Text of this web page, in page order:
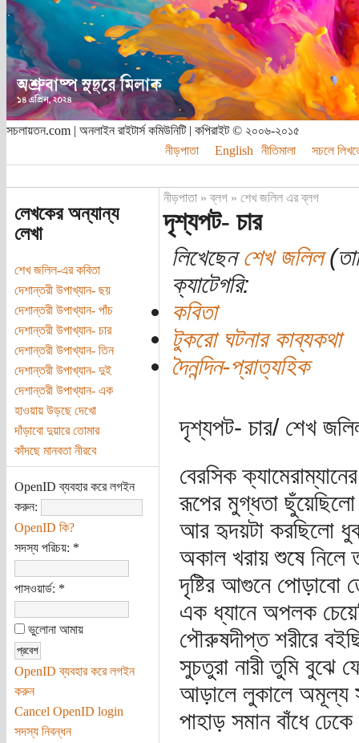
সচলায়তন.com | অনলাইন রাইটার্স কমিউনিটি | কপিরাইট © ২০০৬-২০১৫
নীড়পাতা
English নীতিমালা সচলে
লেখকের অন্যান্য
লেখা
শেখ জলিল-এর কবিতা
দেশান্তরী উপাখ্যান- ছয়
দেশান্তরী উপাখ্যান- পাঁচ
দেশান্তরী উপাখ্যান- চার
দেশান্তরী উপাখ্যান- তিন
দেশান্তরী উপাখ্যান- দুই
দেশান্তরী উপাখ্যান- এক
হাওয়ায় উড়ছে দেখো
দাঁড়াবো দুয়ারে তোমার
কাঁদছে মানবতা নীরবে
OpenID ব্যবহার করে লগইন
করুন:
OpenID কি?
সদস্য পরিচয়: *
পাসওয়ার্ড: *
ভুলোনা আমায়
OpenID ব্যবহার করে লগইন
করুন
Cancel OpenID login
সদস্য নিবন্ধন
নীড়পাতা»ব্লগ» শেখ জলিল এর ব্লগ
দৃশ্যপট- চার
লিখেছেনশেখ জলিল
ক্যাটেগরি:
কবিতা
টুকরো ঘটনার কাব্যকথা
দৈনন্দিন-প্রাত্যহিক
দৃশ্যপট- চার/ শেখ
বেরসিক
রূপের মুগ্ধতা
আর হৃদয়টা করছিলো
অকাল খরায় শুষে নিলে
দৃষ্টির আগুনে পোড়াবো
এক ধ্যানে অপলক
পৌরুষদীপ্ত শরীরে
সুচতুরা নারী তুমি বুঝে
আড়ালে লুকালে অমূল্য
পাহাড় সমান বাঁধে